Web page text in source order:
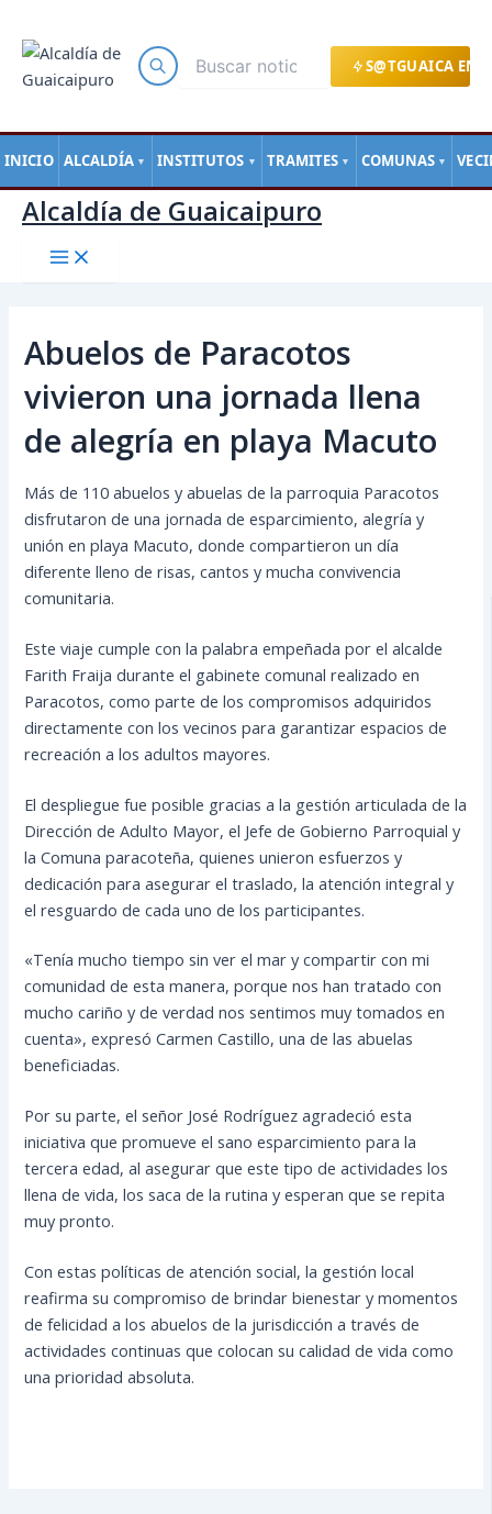
S@TGUAICA EN
INICIO ALCALDÍA ▼ INSTITUTOS ▼ TRAMITES ▼ COMUNAS ▼
contenido
Alcaldía de Guaicaipuro
Abuelos de Paracotos
vivieron una jornada llena
de alegría en playa Macuto
Más de 110 abuelos y abuelas de la parroquia Paracotos
disfrutaron de una jornada de esparcimiento, alegría y
unión en playa Macuto, donde compartieron un día
diferente lleno de risas, cantos y mucha convivencia
comunitaria.
Este viaje cumple con la palabra empeñada por el alcalde
Farith Fraija durante el gabinete comunal realizado en
Paracotos, como parte de los compromisos adquiridos
directamente con los vecinos para garantizar espacios de
recreación a los adultos mayores.
El despliegue fue posible gracias a la gestión articulada de la
Dirección de Adulto Mayor, el Jefe de Gobierno Parroquial y
la Comuna paracoteña, quienes unieron esfuerzos y
dedicación para asegurar el traslado, la atención integral y
el resguardo de cada uno de los participantes.
«Tenía mucho tiempo sin ver el mar y compartir con mi
comunidad de esta manera, porque nos han tratado con
mucho cariño y de verdad nos sentimos muy tomados en
cuenta», expresó Carmen Castillo, una de las abuelas
beneficiadas.
Por su parte, el señor José Rodríguez agradeció esta
iniciativa que promueve el sano esparcimiento para la
tercera edad, al asegurar que este tipo de actividades los
llena de vida, los saca de la rutina y esperan que se repita
muy pronto.
Con estas políticas de atención social, la gestión local
reafirma su compromiso de brindar bienestar y momentos
de felicidad a los abuelos de la jurisdicción a través de
actividades continuas que colocan su calidad de vida como
una prioridad absoluta.
de
entradas